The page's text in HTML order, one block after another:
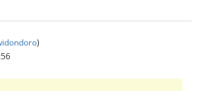
)